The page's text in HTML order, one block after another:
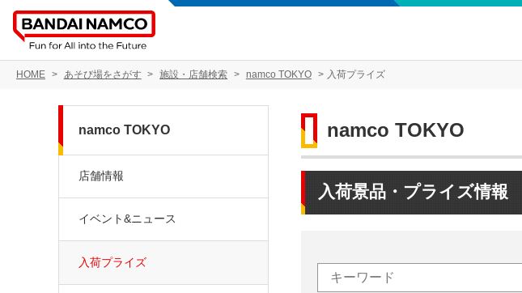
HOME あそび場をさがす 施設・店舗検索 namco TOKYO 入荷プライズ
namco TOKYO
入荷景品・プライズ情報
namco TOKYO
店舗情報
イベント&ニュース
入荷プライズ